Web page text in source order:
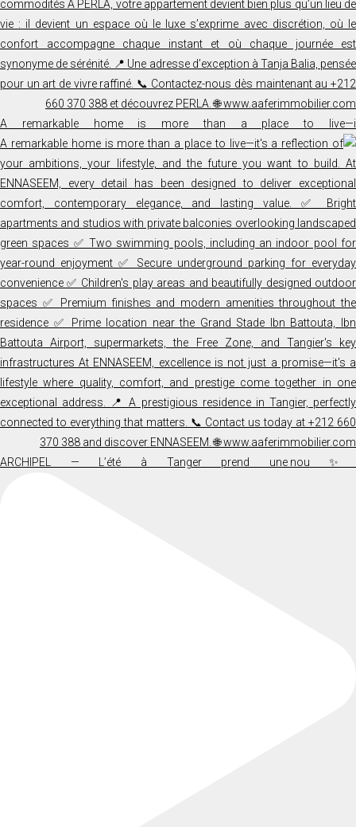
A remarkable home is more than a place to live—i
✨ ARCHIPEL — L’été à Tanger prend une nou